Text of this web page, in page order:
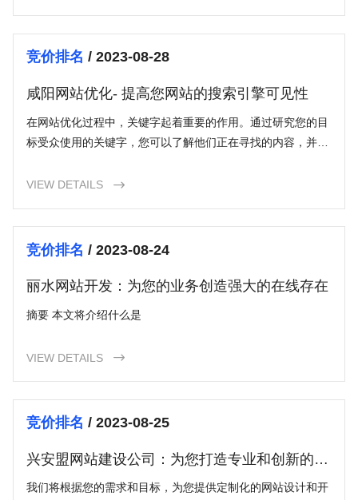
竞价排名/ 2023-08-28
咸阳网站优化- 提高您网站的搜索引擎可见性
在网站优化过程中，关键字起着重要的作用。通过研究您的目
标受众使用的关键字，您可以了解他们正在寻找的内容，并相
容、文件名、URL和其他元素中。
VIEW DETAILS 
竞价排名/ 2023-08-24
丽水网站开发：为您的业务创造强大的在线存在
摘要 本文将介绍什么是
VIEW DETAILS 
竞价排名/ 2023-08-25
兴安盟网站建设公司：为您打造专业和创新的网
站
我们将根据您的需求和目标，为您提供定制化的网站设计和开